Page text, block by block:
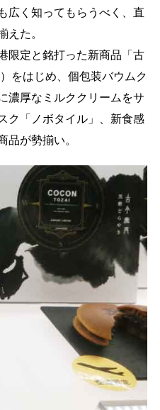
く知ってもらうべく、直
えた。
定と銘打った新商品「古
をはじめ、個包装バウムク
濃厚なミルククリームをサ
ク「ノボタイル」、新食感
品が勢揃い。